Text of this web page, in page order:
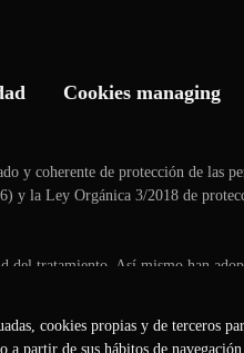
cookies propias y de terceros
a partir de sus hábitos de
Cookies managing
y coherente de protección de las
y la Ley Orgánica 3/2018 de
del tratamiento. Así mismo han
web:http://davinciclinique.es/